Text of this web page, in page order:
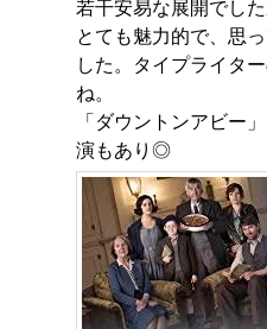
若干安易な展開でし
とても魅力的で、思
した。タイプライタ
ね。
「ダウントンアビー
演もあり◎